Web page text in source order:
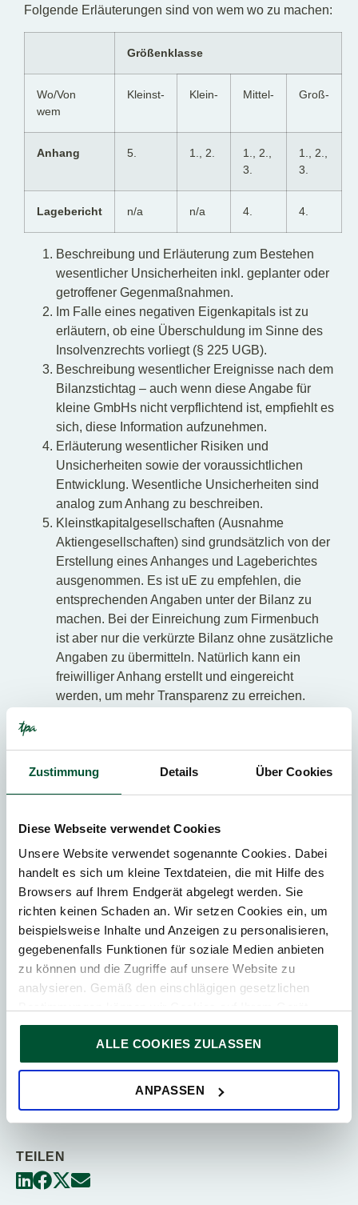
Zustimmung Details Über Cookies
Diese Webseite verwendet Cookies
Unsere Website verwendet sogenannte Cookies. Dabei
handelt es sich um kleine Textdateien, die mit Hilfe des
Browsers auf Ihrem Endgerät abgelegt werden. Sie
richten keinen Schaden an. Wir setzen Cookies ein, um
beispielsweise Inhalte und Anzeigen zu personalisieren,
gegebenenfalls Funktionen für soziale Medien anbieten
zu können und die Zugriffe auf unsere Website zu
analysieren. Gemäß den einschlägigen gesetzlichen
speichern, wenn diese für den Betrieb unserer Website
unbedingt notwendig sind. Für alle anderen Cookie-Typen
ersuchen wir um Ihre Einwilligung.
Sie können Ihre Einwilligung jederzeit in der
ALLE COOKIES ZULASSEN
ANPASSEN
Folgende Erläuterungen sind von wem wo zu machen:
Größenklasse
Wo/Von
wem
Kleinst- Klein- Mittel- Groß-
Anhang 5. 1., 2.
1., 2.,
3.
1., 2.,
3.
Lagebericht n/a n/a 4. 4.
Beschreibung und Erläuterung zum Bestehen
wesentlicher Unsicherheiten inkl. geplanter oder
getroffener Gegenmaßnahmen.
Im Falle eines negativen Eigenkapitals ist zu
erläutern, ob eine Überschuldung im Sinne des
Insolvenzrechts vorliegt (§ 225 UGB).
Beschreibung wesentlicher Ereignisse nach dem
Bilanzstichtag – auch wenn diese Angabe für
kleine GmbHs nicht verpflichtend ist, empfiehlt es
sich, diese Information aufzunehmen.
Erläuterung wesentlicher Risiken und
Unsicherheiten sowie der voraussichtlichen
Entwicklung. Wesentliche Unsicherheiten sind
analog zum Anhang zu beschreiben.
Kleinstkapitalgesellschaften (Ausnahme
Aktiengesellschaften) sind grundsätzlich von der
Erstellung eines Anhanges und Lageberichtes
ausgenommen. Es ist uE zu empfehlen, die
entsprechenden Angaben unter der Bilanz zu
machen. Bei der Einreichung zum Firmenbuch
ist aber nur die verkürzte Bilanz ohne zusätzliche
Angaben zu übermitteln. Natürlich kann ein
freiwilliger Anhang erstellt und eingereicht
werden, um mehr Transparenz zu erreichen.
jedenfalls im Anhang zu erläutern.
Folgen eines Abgehens von
der Fortführungsannahme
Fortführungsannahme kommen, sind bei
Kapitalgesellschaften auch bis zu einem etwaigen
formalen Auflösungsbeschluss die allgemeinen
Bilanzierungs- und Bewertungsgrundsätze weiterhin
zu beachten. Allerding muss insbesondere überprüft
werden, ob Nutzungsdauern weiter beibehalten
werden können oder außerplanmäßige
Abschreibungen notwendig sind. Passivseitig sind alle
Verpflichtungen in voller Höhe anzusetzen.
1×1 der Steuern – Alles über Steuern in
Österreich
TEILEN